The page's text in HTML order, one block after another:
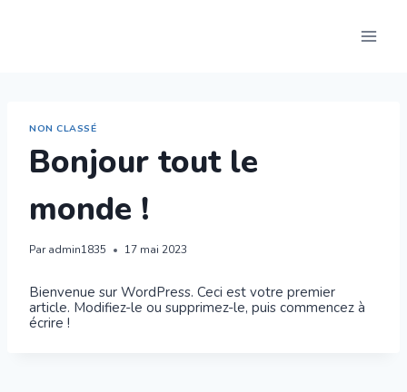
NON CLASSÉ
Bonjour tout le
monde !
Par admin1835 17 mai 2023
Bienvenue sur WordPress. Ceci est votre premier
article. Modifiez-le ou supprimez-le, puis commencez à
écrire !